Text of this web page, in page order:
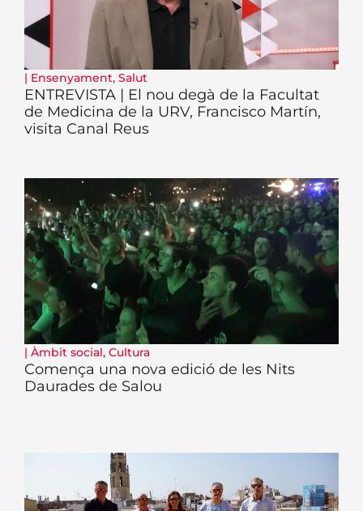
| Ensenyament, Salut
ENTREVISTA | El nou degà de la Facultat
de Medicina de la URV, Francisco Martín,
visita Canal Reus
| Àmbit social, Cultura
Comença una nova edició de les Nits
Daurades de Salou